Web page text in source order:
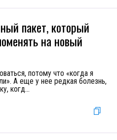
пакет, который
на новый
потому что «когда я
А еще у нее редкая болезнь,
когд...